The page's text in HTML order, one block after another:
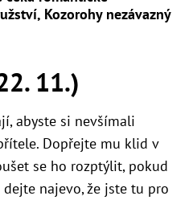
Kozorohy nezávazný
11.)
abyste si nevšímali
Dopřejte mu klid v
se ho rozptýlit, pokud
najevo, že jste tu pro